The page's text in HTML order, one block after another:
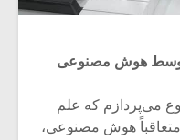
توسط هوش مصنوعی
می‌پردازم که علم
متعاقباً هوش مصنوعی،